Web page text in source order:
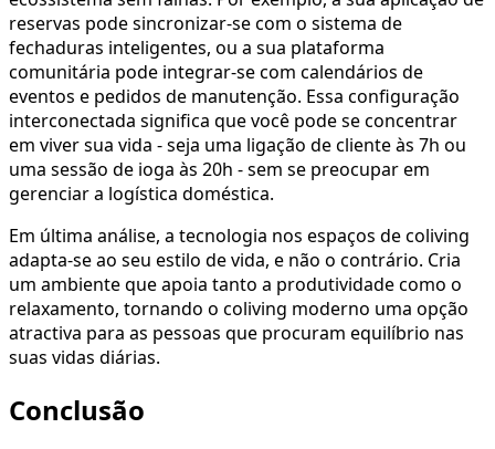
reservas pode sincronizar-se com o sistema de
fechaduras inteligentes, ou a sua plataforma
comunitária pode integrar-se com calendários de
eventos e pedidos de manutenção. Essa configuração
interconectada significa que você pode se concentrar
em viver sua vida - seja uma ligação de cliente às 7h ou
uma sessão de ioga às 20h - sem se preocupar em
gerenciar a logística doméstica.
Em última análise, a tecnologia nos espaços de coliving
adapta-se ao seu estilo de vida, e não o contrário. Cria
um ambiente que apoia tanto a produtividade como o
relaxamento, tornando o coliving moderno uma opção
atractiva para as pessoas que procuram equilíbrio nas
suas vidas diárias.
Conclusão